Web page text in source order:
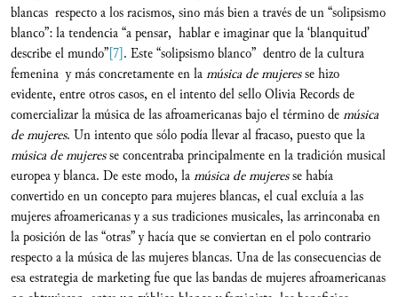
blancas respecto a los racismos, sino más bien a través de un “solipsismo
blanco”: la tendencia “a pensar, hablar e imaginar que la ‘blanquitud’
describe el mundo”[7]. Este “solipsismo blanco” dentro de la cultura
femenina y más concretamente en lamúsica de mujeresse hizo
evidente, entre otros casos, en el intento del sello Olivia Records de
comercializar la música de las afroamericanas bajo el término demúsica
de mujeres. Un intento que sólo podía llevar al fracaso, puesto que la
música de mujeresse concentraba principalmente en la tradición musical
europea y blanca. De este modo, lamúsica de mujeresse había
convertido en un concepto para mujeres blancas, el cual excluía a las
mujeres afroamericanas y a sus tradiciones musicales, las arrinconaba en
la posición de las “otras” y hacía que se conviertan en el polo contrario
respecto a la música de las mujeres blancas. Una de las consecuencias de
esa estrategia de marketing fue que las bandas de mujeres afroamericanas